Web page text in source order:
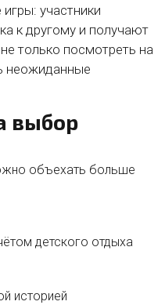
участники
к другому и получают
только посмотреть на
неожиданные
выбор
объехать больше
детского отдыха
историей